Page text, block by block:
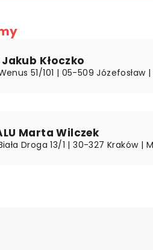
Jakub Kłoczko
51/101 | 05-509 Józefosław
Marta Wilczek
Droga 13/1 | 30-327 Kraków |